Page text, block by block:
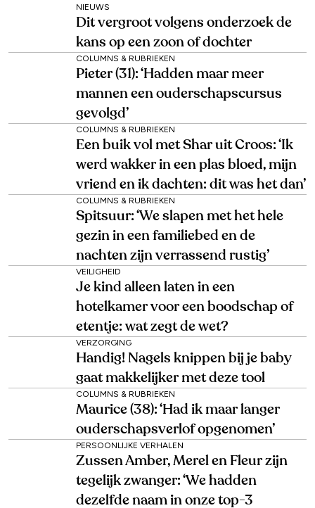
NIEUWS
Dit vergroot volgens onderzoek de
kans op een zoon of dochter
COLUMNS & RUBRIEKEN
Pieter (31): ‘Hadden maar meer
mannen een ouderschapscursus
gevolgd’
COLUMNS & RUBRIEKEN
Een buik vol met Shar uit Croos: ‘Ik
werd wakker in een plas bloed, mijn
vriend en ik dachten: dit was het dan’
COLUMNS & RUBRIEKEN
Spitsuur: ‘We slapen met het hele
gezin in een familiebed en de
nachten zijn verrassend rustig’
VEILIGHEID
Je kind alleen laten in een
hotelkamer voor een boodschap of
etentje: wat zegt de wet?
VERZORGING
Handig! Nagels knippen bij je baby
gaat makkelijker met deze tool
COLUMNS & RUBRIEKEN
Maurice (38): ‘Had ik maar langer
ouderschapsverlof opgenomen’
PERSOONLIJKE VERHALEN
Zussen Amber, Merel en Fleur zijn
tegelijk zwanger: ‘We hadden
dezelfde naam in onze top-3